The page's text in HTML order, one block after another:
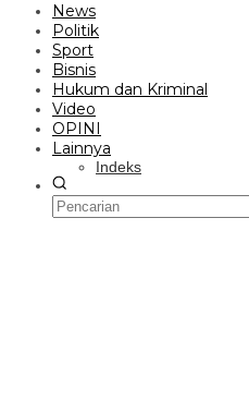
News
Politik
Sport
Bisnis
Hukum dan Kriminal
Video
OPINI
Lainnya
Indeks